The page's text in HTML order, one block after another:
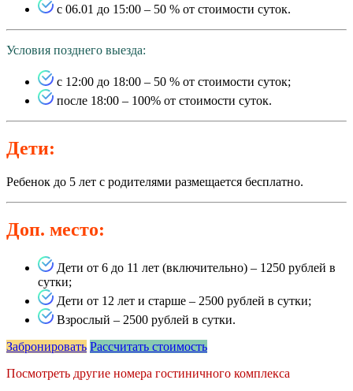
с 06.01 до 15:00 – 50 % от стоимости суток.
Условия позднего выезда:
с 12:00 до 18:00 – 50 % от стоимости суток;
после 18:00 – 100% от стоимости суток.
Дети:
Ребенок до 5 лет с родителями размещается бесплатно.
Доп. место:
Дети от 6 до 11 лет (включительно) – 1250 рублей в
сутки;
Дети от 12 лет и старше – 2500 рублей в сутки;
Взрослый – 2500 рублей в сутки.
Забронировать Рассчитать стоимость
Посмотреть другие номера гостиничного комплекса